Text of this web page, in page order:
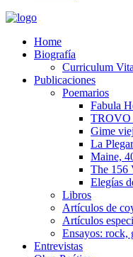
Home
Biografía
Curriculum
Publicaciones
Poemarios
Fabula
TROVO
Gime
La
Maine,
The 156
Elegías
Libros
Artículos de
Artículos
Ensayos: rock,
Entrevistas